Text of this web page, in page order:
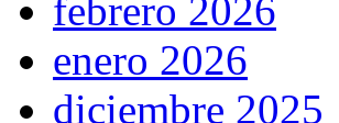
febrero 2026
enero 2026
diciembre 2025